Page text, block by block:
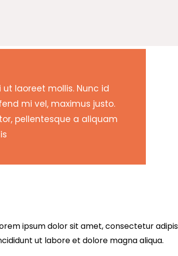
ut laoreet mollis. Nunc id
mi vel, maximus justo.
pellentesque a aliquam
ipsum dolor sit amet, consectetur
ut labore et dolore magna aliqua.